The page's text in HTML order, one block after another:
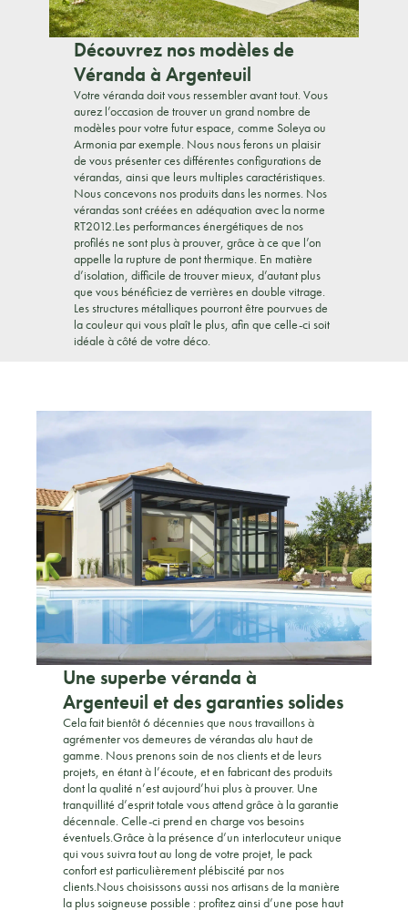
Découvrez nos modèles de
Véranda à Argenteuil
Votre véranda doit vous ressembler avant tout. Vous
aurez l’occasion de trouver un grand nombre de
modèles pour votre futur espace, comme Soleya ou
Armonia par exemple. Nous nous ferons un plaisir
de vous présenter ces différentes configurations de
vérandas, ainsi que leurs multiples caractéristiques.
Nous concevons nos produits dans les normes. Nos
vérandas sont créées en adéquation avec la norme
RT2012.Les performances énergétiques de nos
profilés ne sont plus à prouver, grâce à ce que l’on
appelle la rupture de pont thermique. En matière
d’isolation, difficile de trouver mieux, d’autant plus
que vous bénéficiez de verrières en double vitrage.
Les structures métalliques pourront être pourvues de
la couleur qui vous plaît le plus, afin que celle-ci soit
idéale à côté de votre déco.
Une superbe véranda à
Argenteuil et des garanties solides
Cela fait bientôt 6 décennies que nous travaillons à
agrémenter vos demeures de vérandas alu haut de
gamme. Nous prenons soin de nos clients et de leurs
projets, en étant à l’écoute, et en fabricant des produits
dont la qualité n’est aujourd’hui plus à prouver. Une
tranquillité d’esprit totale vous attend grâce à la garantie
décennale. Celle-ci prend en charge vos besoins
éventuels.Grâce à la présence d’un interlocuteur unique
qui vous suivra tout au long de votre projet, le pack
confort est particulièrement plébiscité par nos
clients.Nous choisissons aussi nos artisans de la manière
la plus soigneuse possible : profitez ainsi d’une pose haut